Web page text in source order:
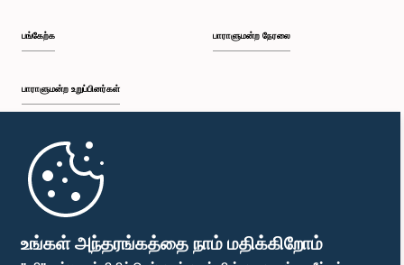
உங்கள் அந்தரங்கத்தை நாம் மதிக்கிறோம்
பி.ப. 2:01 - பி.ப. 2:12
பி.ப. 2:20 - பி.ப. 2:29
பங்கேற்க
பாராளுமன்ற உறுப்பினர்கள்
முதற்பக்கம்
பாராளுமன்ற நேரலை
பாராளுமன்ற கையடக்க செயலி